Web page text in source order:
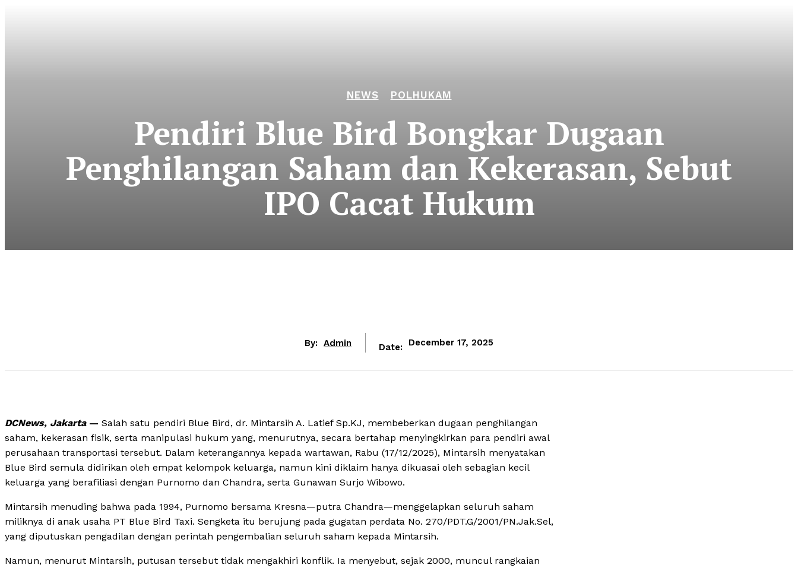
NEWS POLHUKAM
Pendiri Blue Bird Bongkar Dugaan
Penghilangan Saham dan Kekerasan, Sebut
IPO Cacat Hukum
By: Admin Date: December 17, 2025
DCNews, Jakarta— Salah satu pendiri Blue Bird, dr. Mintarsih A. Latief Sp.KJ, membeberkan dugaan penghilangan
saham, kekerasan fisik, serta manipulasi hukum yang, menurutnya, secara bertahap menyingkirkan para pendiri awal
perusahaan transportasi tersebut. Dalam keterangannya kepada wartawan, Rabu (17/12/2025), Mintarsih menyatakan
Blue Bird semula didirikan oleh empat kelompok keluarga, namun kini diklaim hanya dikuasai oleh sebagian kecil
keluarga yang berafiliasi dengan Purnomo dan Chandra, serta Gunawan Surjo Wibowo.
Mintarsih menuding bahwa pada 1994, Purnomo bersama Kresna—putra Chandra—menggelapkan seluruh saham
miliknya di anak usaha PT Blue Bird Taxi. Sengketa itu berujung pada gugatan perdata No. 270/PDT.G/2001/PN.Jak.Sel,
yang diputuskan pengadilan dengan perintah pengembalian seluruh saham kepada Mintarsih.
Namun, menurut Mintarsih, putusan tersebut tidak mengakhiri konflik. Ia menyebut, sejak 2000, muncul rangkaian